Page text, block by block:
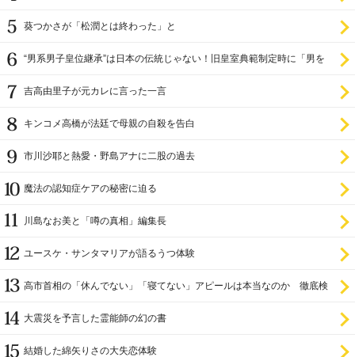
葵つかさが「松潤とは終わった」と
“男系男子皇位継承”は日本の伝統じゃない！旧皇室典範制定時に「男を
吉高由里子が元カレに言った一言
キンコメ高橋が法廷で母親の自殺を告白
市川沙耶と熱愛・野島アナに二股の過去
魔法の認知症ケアの秘密に迫る
川島なお美と「噂の真相」編集長
ユースケ・サンタマリアが語るうつ体験
高市首相の「休んでない」「寝てない」アピールは本当なのか 徹底検
大震災を予言した霊能師の幻の書
結婚した綿矢りさの大失恋体験